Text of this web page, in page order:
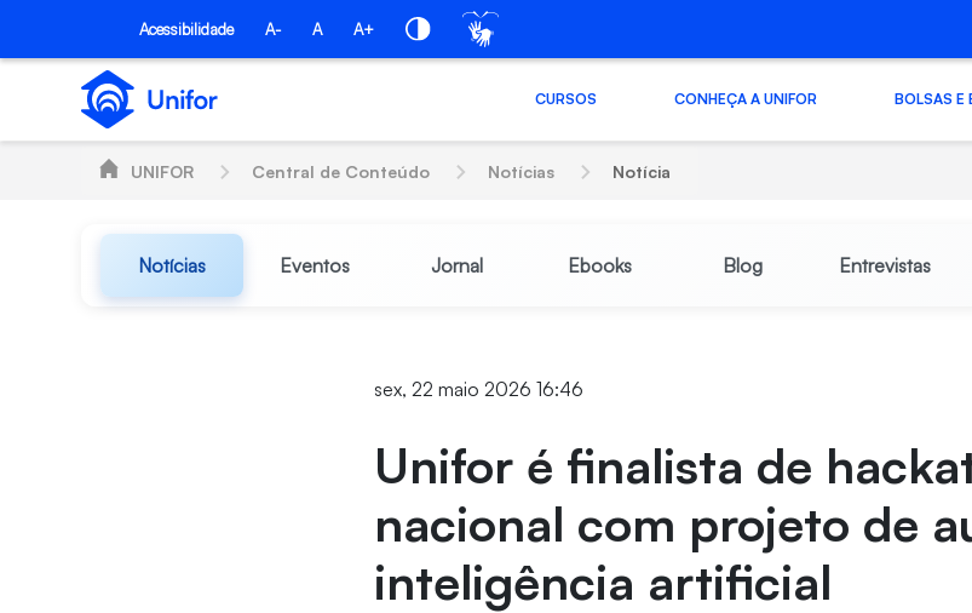
Pular para o Conteúdo principal
Acessibilidade A- A A+
CURSOS CONHEÇA A UNIFOR BOLSAS E
UNIFOR Central de Conteúdo Notícias Notícia
Notícias Eventos Jornal Ebooks Blog Entrevistas
sex, 22 maio 2026 16:46
Unifor é finalista de
nacional com projeto de
inteligência artificial